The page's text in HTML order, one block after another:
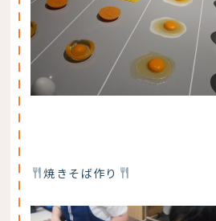
焼きそば作り